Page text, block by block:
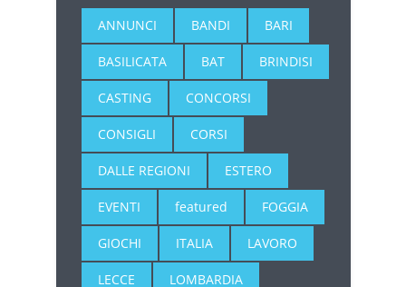
ANNUNCI BANDI BARI
BASILICATA BAT BRINDISI
CASTING CONCORSI
CONSIGLI CORSI
DALLE REGIONI ESTERO
EVENTI featured FOGGIA
GIOCHI ITALIA LAVORO
LECCE LOMBARDIA